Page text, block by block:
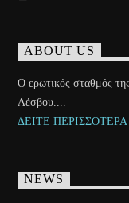
ABOUT US
Ο ερωτικός σταθμός
Λέσβου....
ΔΕΙΤΕ
NEWS